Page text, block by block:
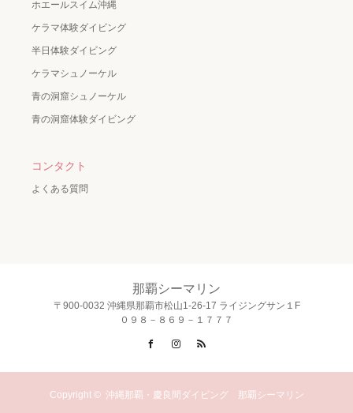
ホエールスイム沖縄
ケラマ体験ダイビング
半日体験ダイビング
ケラマシュノーケル
青の洞窟シュノーケル
青の洞窟体験ダイビング
コンタクト
よくある質問
那覇シーマリン
〒900-0032 沖縄県那覇市松山1-26-17 ライジングサン１F
０９８－８６９－１７７７
FacebookInstagram
Copyright © 沖縄那覇・慶良間ダイビング 那覇シーマリン